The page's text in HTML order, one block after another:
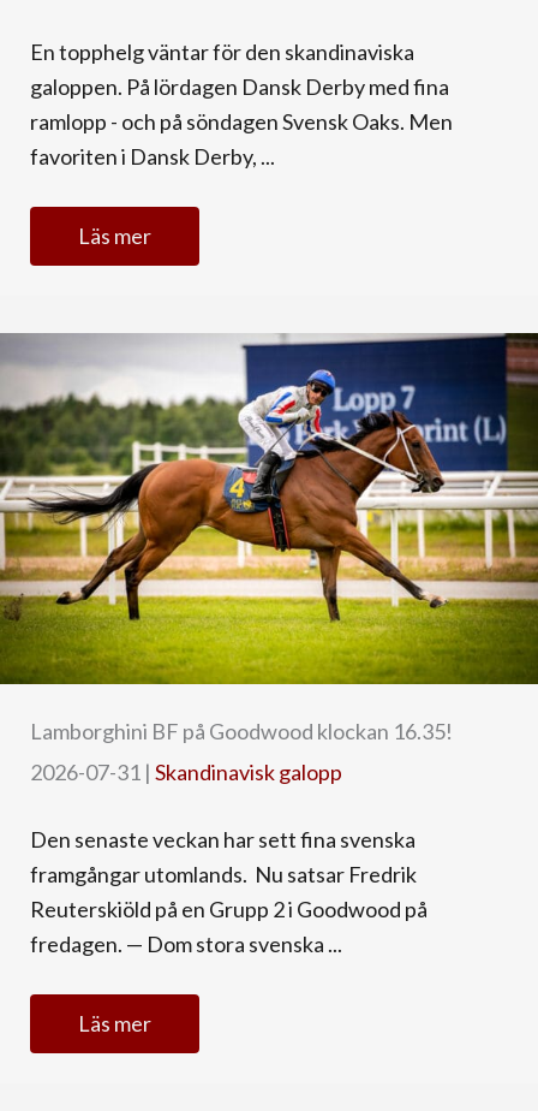
En topphelg väntar för den skandinaviska
galoppen. På lördagen Dansk Derby med fina
ramlopp - och på söndagen Svensk Oaks. Men
favoriten i Dansk Derby, ...
Läs mer
Lamborghini BF på Goodwood klockan 16.35!
2026-07-31 | Skandinavisk galopp
Den senaste veckan har sett fina svenska
framgångar utomlands. Nu satsar Fredrik
Reuterskiöld på en Grupp 2 i Goodwood på
fredagen. — Dom stora svenska ...
Läs mer